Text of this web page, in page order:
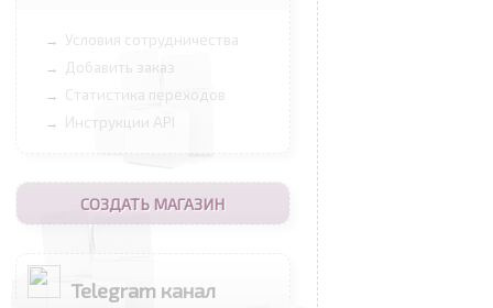
→ Условия сотрудничества
→ Добавить заказ
→ Статистика переходов
→ Инструкции API
СОЗДАТЬ МАГАЗИН
Telegram канал